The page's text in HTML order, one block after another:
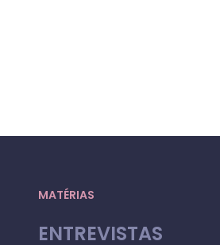
MATÉRIAS
ENTREVISTAS